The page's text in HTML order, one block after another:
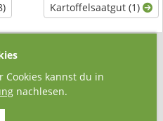
Kartoffelsaatgut (1)
Gmunden
6
Cookies kannst du in
nachlesen.